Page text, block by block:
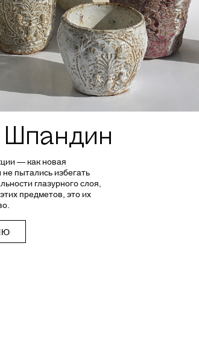
— как новая
пытались избегать
глазурного слоя,
предметов, это их